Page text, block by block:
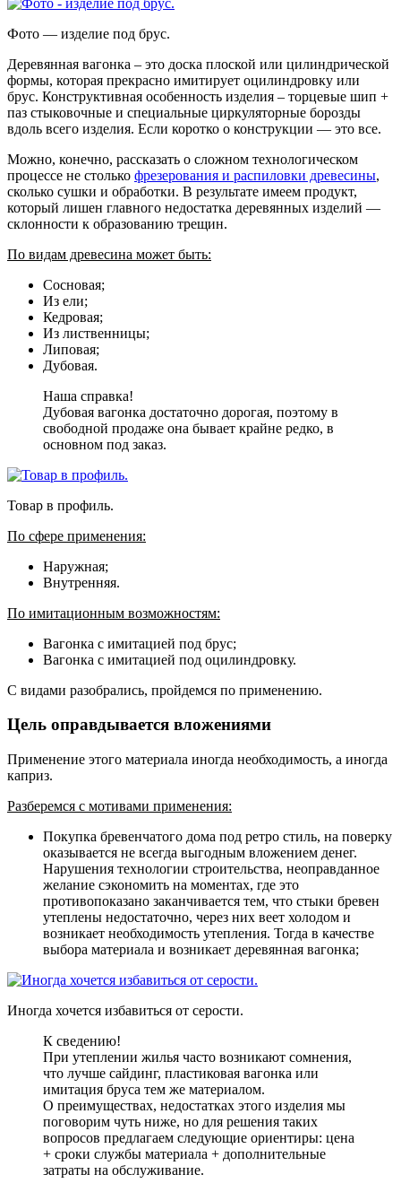
Фото — изделие под брус.
Деревянная вагонка – это доска плоской или цилиндрической
формы, которая прекрасно имитирует оцилиндровку или
брус. Конструктивная особенность изделия – торцевые шип +
паз стыковочные и специальные циркуляторные борозды
вдоль всего изделия. Если коротко о конструкции — это все.
Можно, конечно, рассказать о сложном технологическом
процессе не столько фрезерования и распиловки древесины,
сколько сушки и обработки. В результате имеем продукт,
который лишен главного недостатка деревянных изделий —
склонности к образованию трещин.
По видам древесина может быть:
Сосновая;
Из ели;
Кедровая;
Из лиственницы;
Липовая;
Дубовая.
Наша справка!
Дубовая вагонка достаточно дорогая, поэтому в
свободной продаже она бывает крайне редко, в
основном под заказ.
Товар в профиль.
По сфере применения:
Наружная;
Внутренняя.
По имитационным возможностям:
Вагонка с имитацией под брус;
Вагонка с имитацией под оцилиндровку.
С видами разобрались, пройдемся по применению.
Цель оправдывается вложениями
Применение этого материала иногда необходимость, а иногда
каприз.
Разберемся с мотивами применения:
Покупка бревенчатого дома под ретро стиль, на поверку
оказывается не всегда выгодным вложением денег.
Нарушения технологии строительства, неоправданное
желание сэкономить на моментах, где это
противопоказано заканчивается тем, что стыки бревен
утеплены недостаточно, через них веет холодом и
возникает необходимость утепления. Тогда в качестве
выбора материала и возникает деревянная вагонка;
Иногда хочется избавиться от серости.
К сведению!
При утеплении жилья часто возникают сомнения,
что лучше сайдинг, пластиковая вагонка или
имитация бруса тем же материалом.
О преимуществах, недостатках этого изделия мы
поговорим чуть ниже, но для решения таких
вопросов предлагаем следующие ориентиры: цена
+ сроки службы материала + дополнительные
затраты на обслуживание.